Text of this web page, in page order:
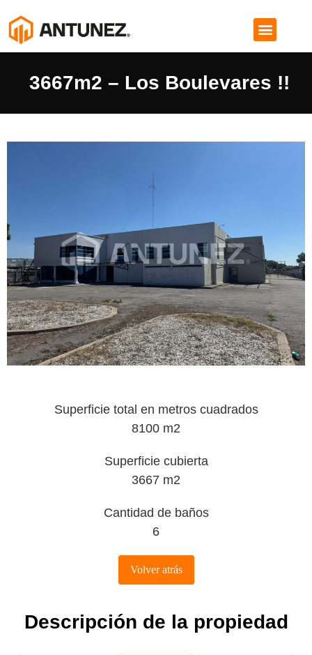
3667m2 – Los Boulevares !!
Superficie total en metros cuadrados
8100 m2
Superficie cubierta
3667 m2
Cantidad de baños
6
Descripción de la propiedad